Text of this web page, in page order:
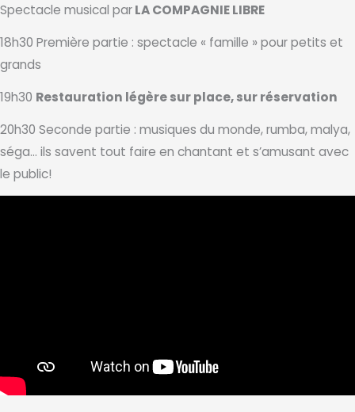
Spectacle musical parLA COMPAGNIE LIBRE
18h30 Première partie : spectacle « famille » pour petits et
grands
19h30 Restauration légère sur place, sur réservation
20h30 Seconde partie : musiques du monde, rumba, malya,
séga… ils savent tout faire en chantant et s’amusant avec
le public!